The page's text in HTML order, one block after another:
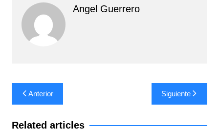
Angel Guerrero
Navegación
de
entradas
Anterior Siguiente
Related articles